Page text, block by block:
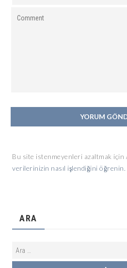
Bu site istenmeyenleri azaltmak için
verilerinizin nasıl işlendiğini öğrenin.
ARA